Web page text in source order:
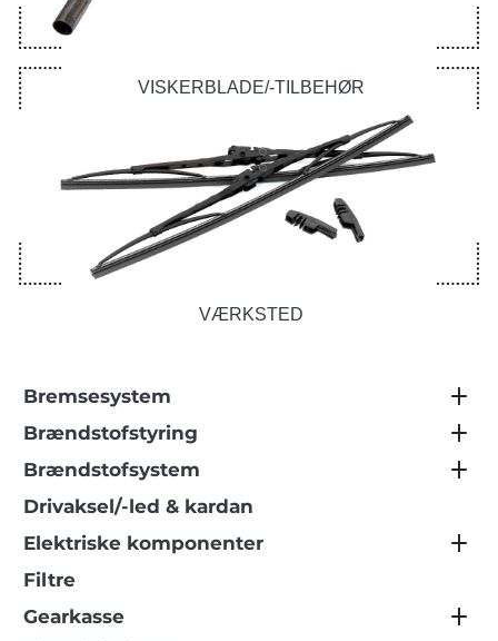
VISKERBLADE/-TILBEHØR
VÆRKSTED
Bremsesystem
Brændstofstyring
Brændstofsystem
Drivaksel/-led & kardan
Elektriske komponenter
Filtre
Gearkasse